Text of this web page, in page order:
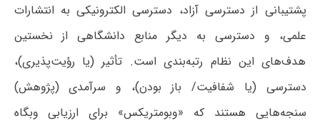
پشتیبانی از دسترسی آزاد، دسترسی الکترونیکی به انتشارات
علمی، و دسترسی به دیگر منابع دانشگاهی از نخستین
هدف‌های این نظام رتبه‌بندی است. تأثیر (یا رؤیت‌پذیری)،
دسترسی (یا شفافیت/ باز بودن)، و سرآمدی (پژوهش)
سنجه‌هایی هستند که «وبومتریکس» برای ارزیابی وبگاه